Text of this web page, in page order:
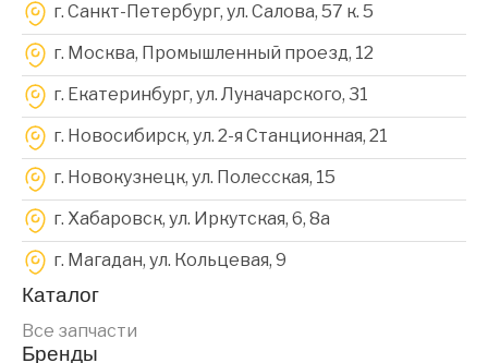
г. Санкт-Петербург, ул. Салова, 57 к. 5
г. Москва, Промышленный проезд, 12
г. Екатеринбург, ул. Луначарского, 31
г. Новосибирск, ул. 2-я Станционная, 21
г. Новокузнецк, ул. Полесская, 15
г. Хабаровск, ул. Иркутская, 6, 8a
г. Магадан, ул. Кольцевая, 9
Каталог
Все запчасти
Бренды